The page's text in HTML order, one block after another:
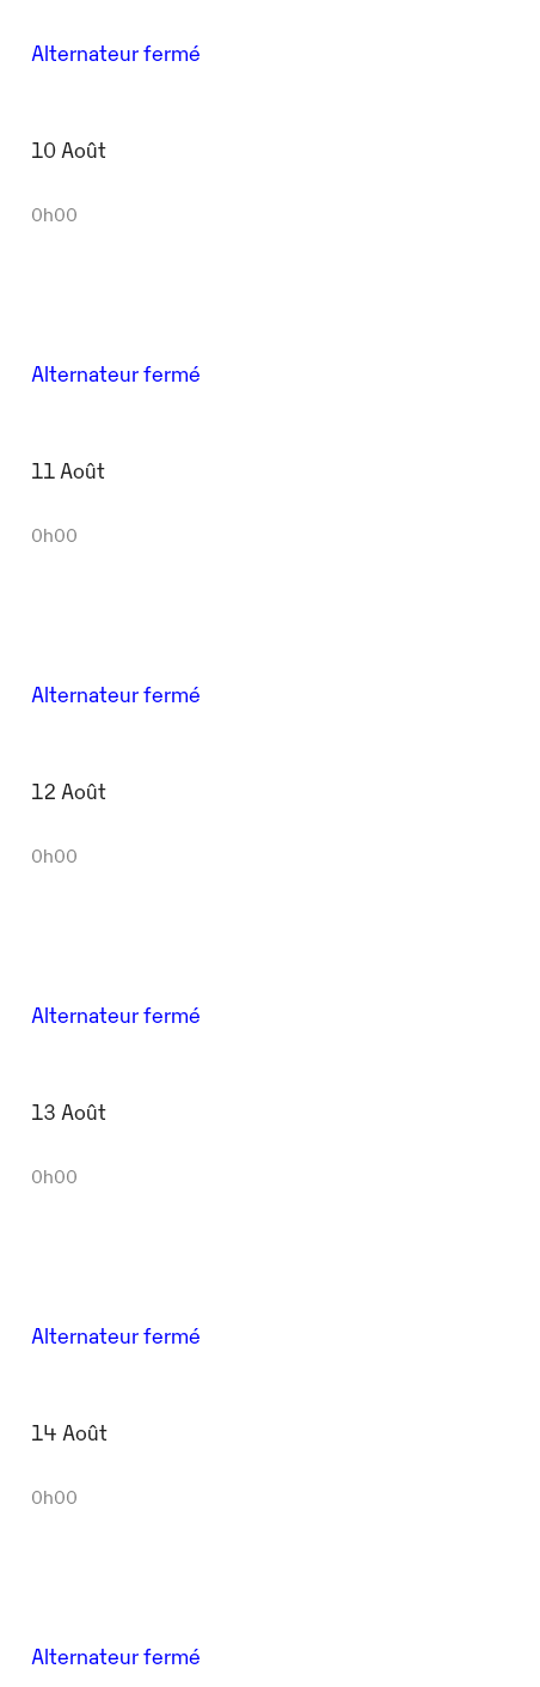
Alternateur fermé
10 Août
0h00
Alternateur fermé
11 Août
0h00
Alternateur fermé
12 Août
0h00
Alternateur fermé
13 Août
0h00
Alternateur fermé
14 Août
0h00
Alternateur fermé